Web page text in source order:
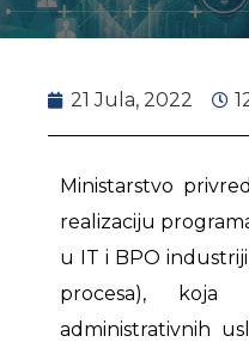
21 Jula, 2022
Ministarstvo
realizaciju
u IT i BPO
procesa), koja
administrativnih